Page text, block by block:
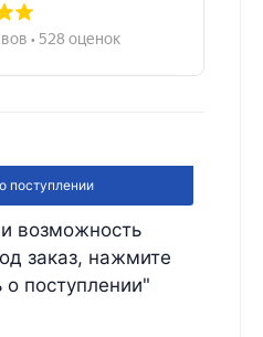
поступлении
возможность
заказ, нажмите
о поступлении"